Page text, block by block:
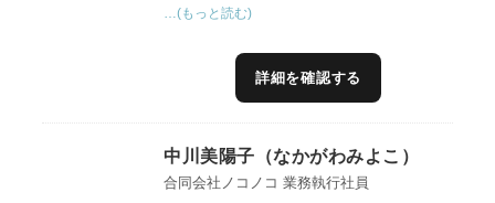
小さな投資でもお客様に支持される宿泊施設
とが可能です。また自身も農家であり、農産
加工品の開発・製造・販売を行っておりま
能です。合わせて、ＮＰＯ法人の理事長も務
めており、まちづくりの分野も得意です。こ
…(もっと読む)
詳細を確認する
中川美陽子（なかがわみよこ）
合同会社ノコノコ 業務執行社員